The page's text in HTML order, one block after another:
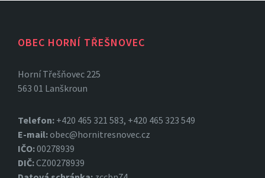
OBEC HORNÍ TŘEŠNOVEC
Horní Třešňovec 225
563 01 Lanškroun
Telefon: +420 465 321 583, +420 465 323 549
E-mail:obec@hornitresnovec.cz
IČO:00278939
DIČ:CZ00278939